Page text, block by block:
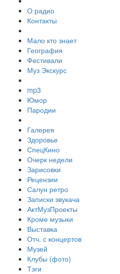
О радио
Контакты
Мало кто знает
География
Фестивали
Муз Экскурс
mp3
Юмор
Пародии
Галерея
Здоровье
СпецКино
Очерк недели
Зарисовки
Рецензии
Салун ретро
Записки звукача
АктМузПроекты
Кроме музыки
Выставка
Отч. с концертов
Музей
Клубы (фото)
Тэги